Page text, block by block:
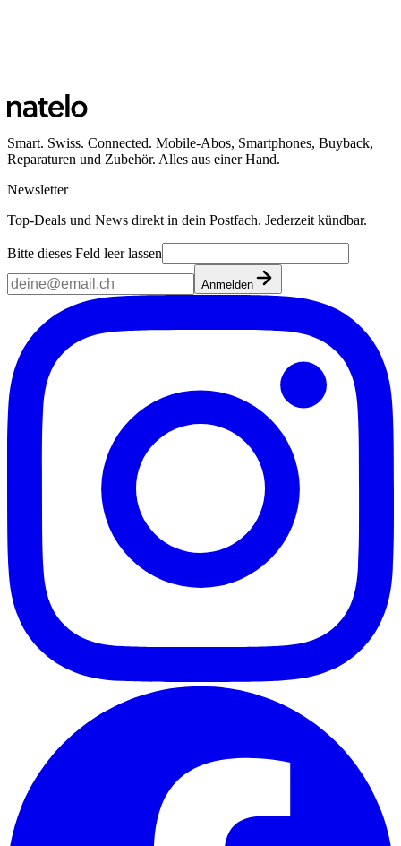
Smart. Swiss. Connected. Mobile-Abos, Smartphones, Buyback,
Reparaturen und Zubehör. Alles aus einer Hand.
Newsletter
Top-Deals und News direkt in dein Postfach. Jederzeit kündbar.
Bitte dieses Feld leer lassen
Anmelden